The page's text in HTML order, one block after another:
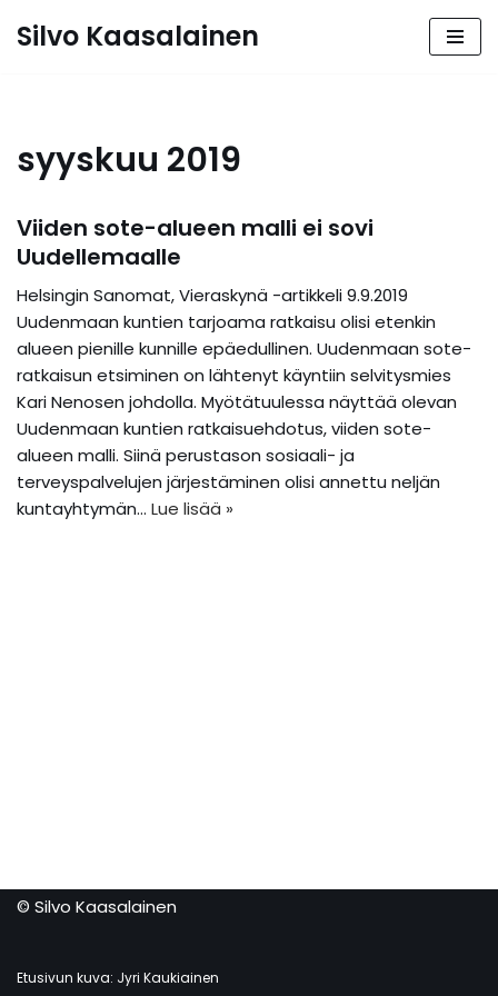
Silvo Kaasalainen
syyskuu 2019
Viiden sote-alueen malli ei sovi
Uudellemaalle
Helsingin Sanomat, Vieraskynä -artikkeli 9.9.2019
Uudenmaan kuntien tarjoama ratkaisu olisi etenkin
alueen pienille kunnille epäedullinen. Uudenmaan sote-
ratkaisun etsiminen on lähtenyt käyntiin selvitysmies
Kari Nenosen johdolla. Myötätuulessa näyttää olevan
Uudenmaan kuntien ratkaisuehdotus, viiden sote-
alueen malli. Siinä perustason sosiaali- ja
terveyspalvelujen järjestäminen olisi annettu neljän
kuntayhtymän… Lue lisää »
© Silvo Kaasalainen
Etusivun kuva: Jyri Kaukiainen